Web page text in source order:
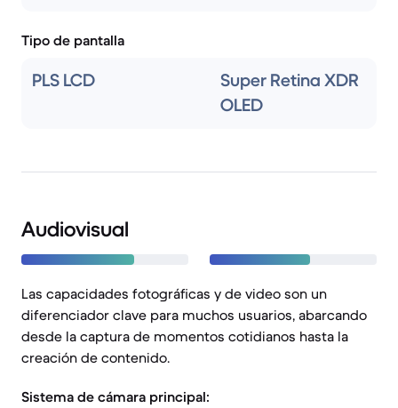
Tipo de pantalla
PLS LCD
Super Retina XDR
OLED
Audiovisual
Las capacidades fotográficas y de video son un
diferenciador clave para muchos usuarios, abarcando
desde la captura de momentos cotidianos hasta la
creación de contenido.
Sistema de cámara principal: